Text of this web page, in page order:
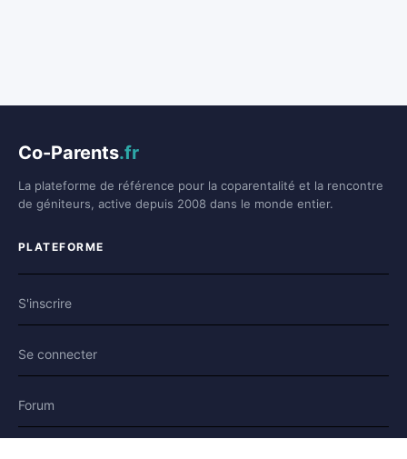
Co-Parents.fr
La plateforme de référence pour la coparentalité et la rencontre
de géniteurs, active depuis 2008 dans le monde entier.
PLATEFORME
S'inscrire
Se connecter
Forum